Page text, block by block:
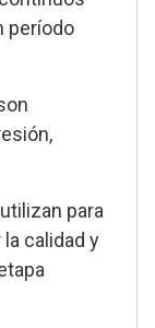
período
para
calidad y